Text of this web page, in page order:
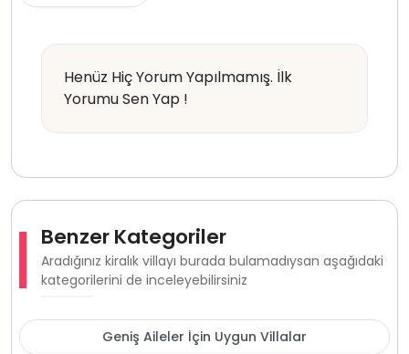
Henüz Hiç Yorum Yapılmamış. İlk
Yorumu Sen Yap !
Benzer Kategoriler
Aradığınız kiralık villayı burada bulamadıysan aşağıdaki
kategorilerini de inceleyebilirsiniz
Geniş Aileler İçin Uygun Villalar